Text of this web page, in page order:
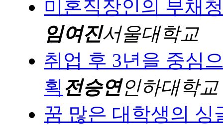
미혼직장인의 부채
임여진서울대학교
취업 후 3년을 중심
획 전승연인하대학교
꿈 많은 대학생의 싱